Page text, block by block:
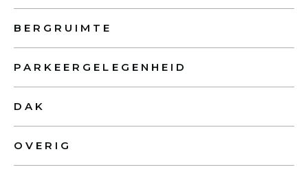
BERGRUIMTE
PARKEERGELEGENHEID
DAK
OVERIG